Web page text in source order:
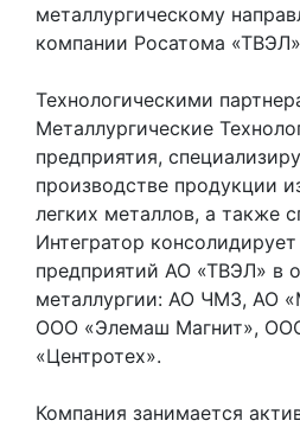
металлургическому
компании Росатома
Технологическими
Металлургические
предприятия,
производстве продукции
легких металлов, а также
Интегратор
предприятий АО «ТВЭЛ» в
металлургии: АО ЧМЗ, АО
ООО «Элемаш Магнит»,
«Центротех».
Компания занимается